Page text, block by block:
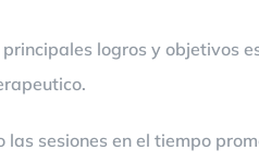
logros y objetivos
las sesiones en el tiempo